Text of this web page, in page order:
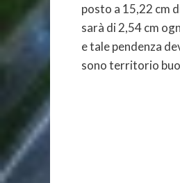
posto a 15,22 cm
sarà di 2,54 cm
e tale pendenza
sono territorio